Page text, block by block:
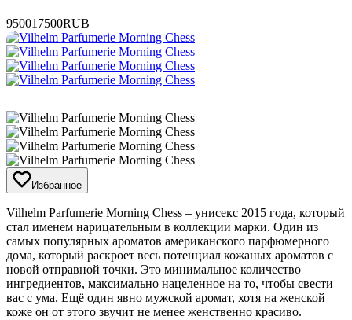
950017500RUB
Избранное
​Vilhelm Parfumerie Morning Chess – унисекс 2015 года, который
стал именем нарицательным в коллекции марки. Один из
самых популярных ароматов американского парфюмерного
дома, который раскроет весь потенциал кожаных ароматов с
новой отправной точки. Это минимальное количество
ингредиентов, максимально нацеленное на то, чтобы свести
вас с ума. Ещё один явно мужской аромат, хотя на женской
коже он от этого звучит не менее женственно красиво.